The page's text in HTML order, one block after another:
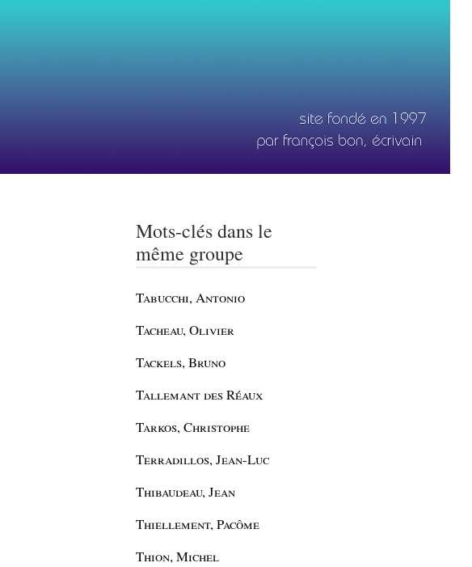
Mots-clés dans le
même groupe
Tabucchi, Antonio
Tacheau, Olivier
Tackels, Bruno
Tallemant des Réaux
Tarkos, Christophe
Terradillos, Jean-Luc
Thibaudeau, Jean
Thiellement, Pacôme
Thion, Michel